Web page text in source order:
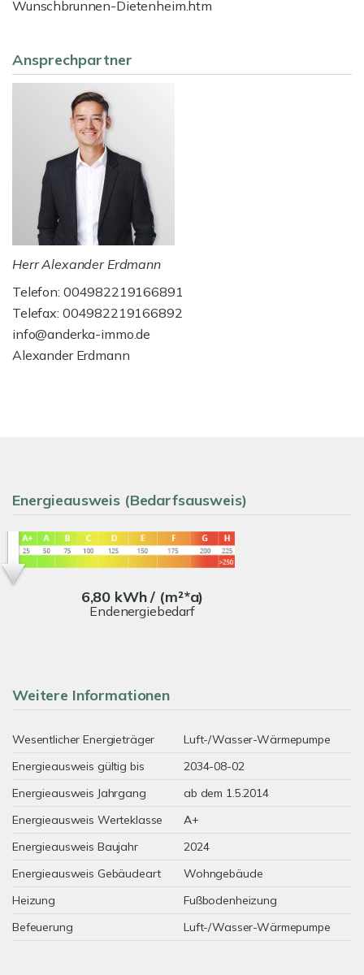
Wunschbrunnen-Dietenheim.htm
Ansprechpartner
Herr Alexander Erdmann
Telefon: 004982219166891
Telefax: 004982219166892
info@anderka-immo.de
Alexander Erdmann
Energieausweis (Bedarfsausweis)
6,80 kWh / (m²*a)
Endenergiebedarf
Weitere Informationen
Wesentlicher Energieträger
Luft-/Wasser-Wärmepumpe
Energieausweis gültig bis
2034-08-02
Energieausweis Jahrgang
ab dem 1.5.2014
Energieausweis Werteklasse
A+
Energieausweis Baujahr
2024
Energieausweis Gebäudeart
Wohngebäude
Heizung
Fußbodenheizung
Befeuerung
Luft-/Wasser-Wärmepumpe